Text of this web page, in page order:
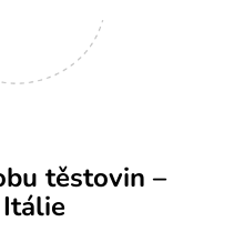
těstovin –